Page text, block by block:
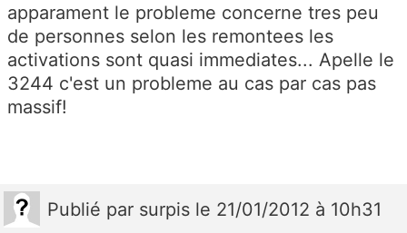
apparament le probleme concerne tres peu
de personnes selon les remontees les
activations sont quasi immediates... Apelle le
3244 c'est un probleme au cas par cas pas
massif!
Publié par surpis le 21/01/2012 à 10h31